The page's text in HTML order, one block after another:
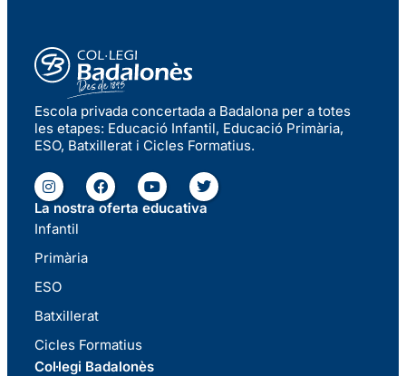
Escola privada concertada a Badalona per a totes
les etapes: Educació Infantil, Educació Primària,
ESO, Batxillerat i Cicles Formatius.
La nostra oferta educativa
Infantil
Primària
ESO
Batxillerat
Cicles Formatius
Col·legi Badalonès